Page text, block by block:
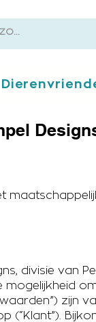
divisie van
zijn
(“Klant”).